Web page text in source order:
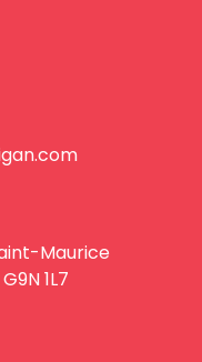
Maurice
1L7